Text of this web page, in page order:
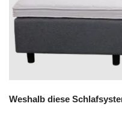
Weshalb diese